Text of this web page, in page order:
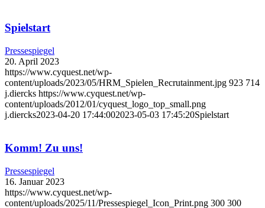
Spielstart
Pressespiegel
20. April 2023
https://www.cyquest.net/wp-
content/uploads/2023/05/HRM_Spielen_Recrutainment.jpg 923 714
j.diercks https://www.cyquest.net/wp-
content/uploads/2012/01/cyquest_logo_top_small.png
j.diercks2023-04-20 17:44:002023-05-03 17:45:20Spielstart
Komm! Zu uns!
Pressespiegel
16. Januar 2023
https://www.cyquest.net/wp-
content/uploads/2025/11/Pressespiegel_Icon_Print.png 300 300